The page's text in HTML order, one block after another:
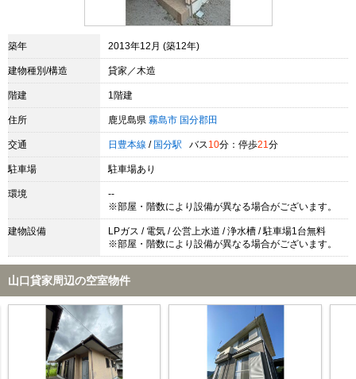
築年 2013年12月 (築12年)
建物種別/構造 貸家／木造
階建 1階建
住所 鹿児島県 霧島市 国分郡田
交通 日豊本線 / 国分駅 バス 10分：停歩21 分
駐車場 駐車場あり
環境
--
※部屋・階数により設備が異なる場合がございます。
建物設備
LPガス / 電気 / 公営上水道 / 浄水槽 / 駐車場1台無料
※部屋・階数により設備が異なる場合がございます。
山口貸家周辺の空室物件